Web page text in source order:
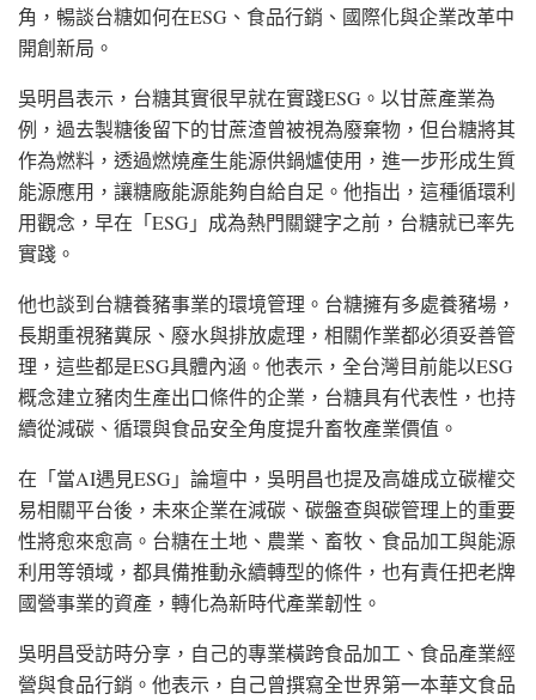
角，暢談台糖如何在ESG、食品行銷、國際化與企業改革中
開創新局。
吳明昌表示，台糖其實很早就在實踐ESG。以甘蔗產業為
例，過去製糖後留下的甘蔗渣曾被視為廢棄物，但台糖將其
作為燃料，透過燃燒產生能源供鍋爐使用，進一步形成生質
能源應用，讓糖廠能源能夠自給自足。他指出，這種循環利
用觀念，早在「ESG」成為熱門關鍵字之前，台糖就已率先
實踐。
他也談到台糖養豬事業的環境管理。台糖擁有多處養豬場，
長期重視豬糞尿、廢水與排放處理，相關作業都必須妥善管
理，這些都是ESG具體內涵。他表示，全台灣目前能以ESG
概念建立豬肉生產出口條件的企業，台糖具有代表性，也持
續從減碳、循環與食品安全角度提升畜牧產業價值。
在「當AI遇見ESG」論壇中，吳明昌也提及高雄成立碳權交
易相關平台後，未來企業在減碳、碳盤查與碳管理上的重要
性將愈來愈高。台糖在土地、農業、畜牧、食品加工與能源
利用等領域，都具備推動永續轉型的條件，也有責任把老牌
國營事業的資產，轉化為新時代產業韌性。
吳明昌受訪時分享，自己的專業橫跨食品加工、食品產業經
營與食品行銷。他表示，自己曾撰寫全世界第一本華文食品